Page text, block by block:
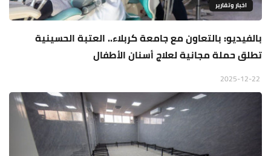
اخبار وتقارير
بالفيديو: بالتعاون مع جامعة كربلاء.. العتبة الحسينية
تطلق حملة مجانية لعلاج أسنان الأطفال